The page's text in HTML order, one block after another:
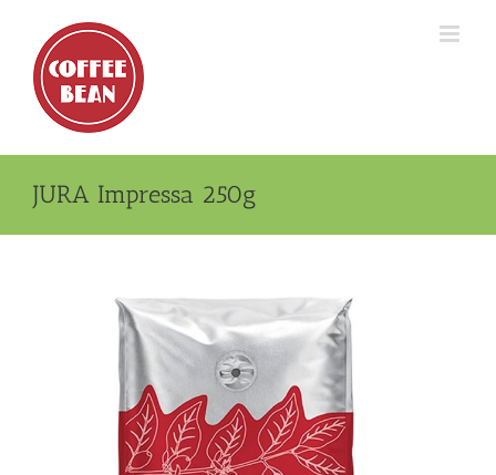
content
JURA Impressa 250g